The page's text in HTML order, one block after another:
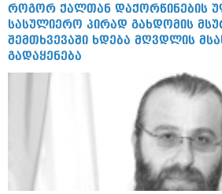
მოდა + დიზაინი
რელიგია
მედიცინა
ავტორჩევები
კადრს მიღმა
კულინარია
როგორ ქალთან დაქორწინების
სასულიერო პირად გახდომის
შემთხვევაში ხდება მღვდლის
გადაყენება